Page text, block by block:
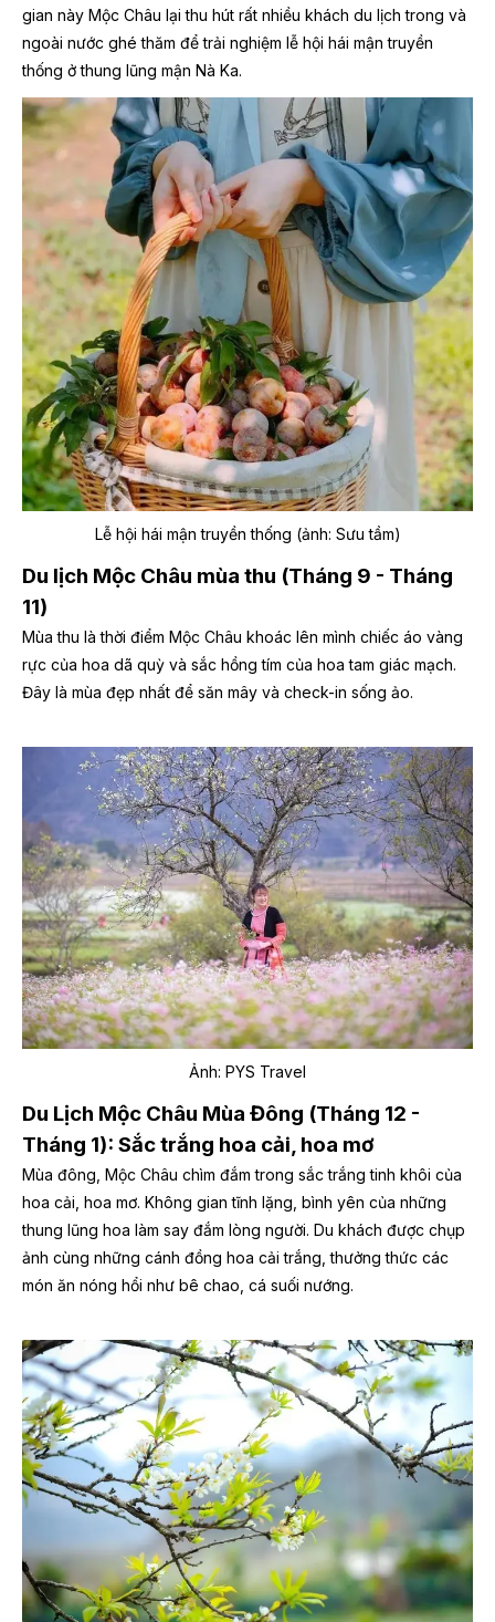
gian này Mộc Châu lại thu hút rất nhiều khách du lịch trong và
ngoài nước ghé thăm để trải nghiệm lễ hội hái mận truyền
thống ở thung lũng mận Nà Ka.
Lễ hội hái mận truyền thống (ảnh: Sưu tầm)
Du lịch Mộc Châu mùa thu (Tháng 9 - Tháng
11)
Mùa thu là thời điểm Mộc Châu khoác lên mình chiếc áo vàng
rực của hoa dã quỳ và sắc hồng tím của hoa tam giác mạch.
Đây là mùa đẹp nhất để săn mây và check-in sống ảo.
Ảnh: PYS Travel
Du Lịch Mộc Châu Mùa Đông (Tháng 12 -
Tháng 1): Sắc trắng hoa cải, hoa mơ
Mùa đông, Mộc Châu chìm đắm trong sắc trắng tinh khôi của
hoa cải, hoa mơ. Không gian tĩnh lặng, bình yên của những
thung lũng hoa làm say đắm lòng người. Du khách được chụp
ảnh cùng những cánh đồng hoa cải trắng, thưởng thức các
món ăn nóng hổi như bê chao, cá suối nướng.